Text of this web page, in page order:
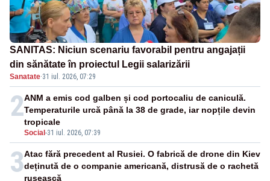
SANITAS: Niciun scenariu favorabil pentru angajații
din sănătate în proiectul Legii salarizării
Sanatate·31 iul. 2026, 07:29
2
Social -31 iul. 2026, 07:39
ANM a emis cod galben și cod portocaliu de caniculă.
Temperaturile urcă până la 38 de grade, iar nopțile devin
tropicale
3Atac fără precedent al Rusiei. O fabrică de drone din Kiev
deținută de o companie americană, distrusă de o rachetă
rusească